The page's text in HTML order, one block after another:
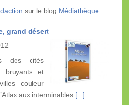
sur le blog Médiathèque
grand désert
des cités
bruyants et
couleur
aux interminables [...]